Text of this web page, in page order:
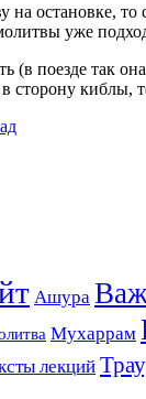
на остановке,
уже
(в поезде так
киблы,
Ашура
Мухаррам
лекций